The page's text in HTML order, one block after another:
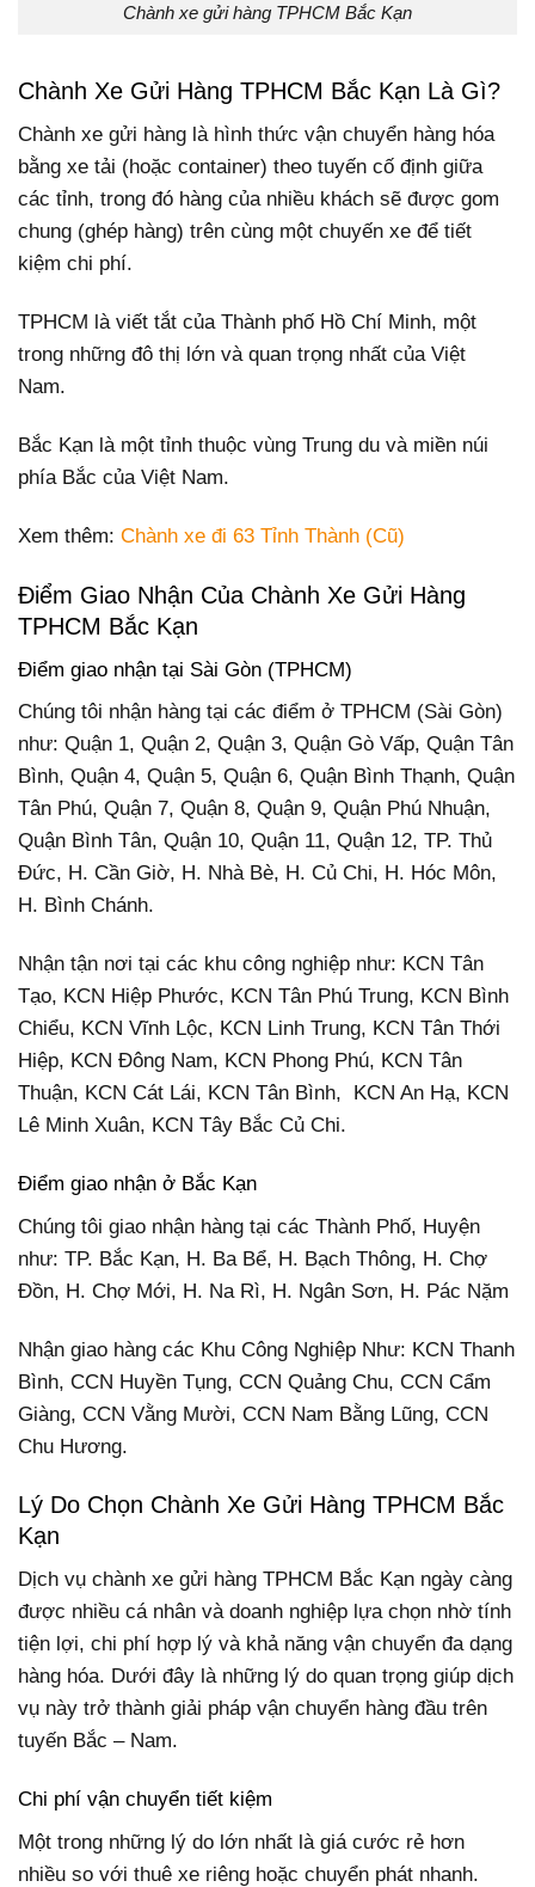
Chành xe gửi hàng TPHCM Bắc Kạn
Chành Xe Gửi Hàng TPHCM Bắc Kạn Là Gì?
Chành xe gửi hàng là hình thức vận chuyển hàng hóa
bằng xe tải (hoặc container) theo tuyến cố định giữa
các tỉnh, trong đó hàng của nhiều khách sẽ được gom
chung (ghép hàng) trên cùng một chuyến xe để tiết
kiệm chi phí.
TPHCM là viết tắt của Thành phố Hồ Chí Minh, một
trong những đô thị lớn và quan trọng nhất của Việt
Nam.
Bắc Kạn là một tỉnh thuộc vùng Trung du và miền núi
phía Bắc của Việt Nam.
Xem thêm: Chành xe đi 63 Tỉnh Thành (Cũ)
Điểm Giao Nhận Của Chành Xe Gửi Hàng
TPHCM Bắc Kạn
Điểm giao nhận tại Sài Gòn (TPHCM)
Chúng tôi nhận hàng tại các điểm ở TPHCM (Sài Gòn)
như: Quận 1, Quận 2, Quận 3, Quận Gò Vấp, Quận Tân
Bình, Quận 4, Quận 5, Quận 6, Quận Bình Thạnh, Quận
Tân Phú, Quận 7, Quận 8, Quận 9, Quận Phú Nhuận,
Quận Bình Tân, Quận 10, Quận 11, Quận 12, TP. Thủ
Đức, H. Cần Giờ, H. Nhà Bè, H. Củ Chi, H. Hóc Môn,
H. Bình Chánh.
Nhận tận nơi tại các khu công nghiệp như: KCN Tân
Tạo, KCN Hiệp Phước, KCN Tân Phú Trung, KCN Bình
Chiểu, KCN Vĩnh Lộc, KCN Linh Trung, KCN Tân Thới
Hiệp, KCN Đông Nam, KCN Phong Phú, KCN Tân
Thuận, KCN Cát Lái, KCN Tân Bình, KCN An Hạ, KCN
Lê Minh Xuân, KCN Tây Bắc Củ Chi.
Điểm giao nhận ở Bắc Kạn
Chúng tôi giao nhận hàng tại các Thành Phố, Huyện
như: TP. Bắc Kạn, H. Ba Bể, H. Bạch Thông, H. Chợ
Đồn, H. Chợ Mới, H. Na Rì, H. Ngân Sơn, H. Pác Nặm
Nhận giao hàng các Khu Công Nghiệp Như: KCN Thanh
Bình, CCN Huyền Tụng, CCN Quảng Chu, CCN Cẩm
Giàng, CCN Vằng Mười, CCN Nam Bằng Lũng, CCN
Chu Hương.
Lý Do Chọn Chành Xe Gửi Hàng TPHCM Bắc
Kạn
Dịch vụ chành xe gửi hàng TPHCM Bắc Kạn ngày càng
được nhiều cá nhân và doanh nghiệp lựa chọn nhờ tính
tiện lợi, chi phí hợp lý và khả năng vận chuyển đa dạng
hàng hóa. Dưới đây là những lý do quan trọng giúp dịch
vụ này trở thành giải pháp vận chuyển hàng đầu trên
tuyến Bắc – Nam.
Chi phí vận chuyển tiết kiệm
Một trong những lý do lớn nhất là giá cước rẻ hơn
nhiều so với thuê xe riêng hoặc chuyển phát nhanh.